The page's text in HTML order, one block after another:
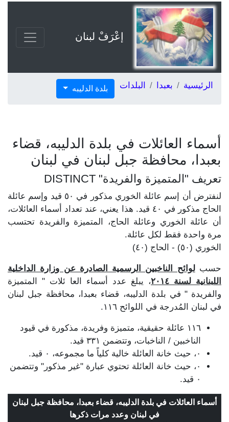
إعْرَفْ لبنان
الرئيسية بعبدا البلدات بلدة الدليبه
أسماء العائلات في بلدة الدليبه، قضاء
بعبدا، محافظة جبل لبنان في لبنان
تعريف "المتميزة والفريدة" DISTINCT
لنفترض أن إسم عائلة الخوري مذكور في ٥٠ قيد وإسم عائلة
الحاج مذكور في ٤٠ قيد. هذا يعني، عند تعداد أسماء العائلات،
أن عائلة الخوري وعائلة الحاج، المتميزة والفريدة تحتسب
مرة واحدة فقط لكل عائلة.
الخوري (٥٠) - الحاج (٤٠)
حسبلوائح الناخبين الرسمية الصادرة عن وزارة الداخلية
اللبنانية لسنة ٢٠١٤
، يبلغ عدد أسماء العا ئلات " المتميزة
والفريدة " في بلدة الدليبه، قضاء بعبدا، محافظة جبل لبنان
في لبنان المُدرجة في اللوائح ١١٦.
١١٦ عائلة حقيقية، متميزة وفريدة، مذكورة في قيود
الناخبين / الناخبات، وتتضمن ٣٣١ قيد.
٠، حيث خانة العائلة خالية كلياً ما مجموعه، ٠ قيد.
٠، حيث خانة العائلة تحتوي عبارة "غير مذكور" وتتضمن
٠ قيد.
أسماء العائلات في بلدة الدليبه، قضاء بعبدا، محافظة جبل لبنان
في لبنان وعدد مرات ذكرها